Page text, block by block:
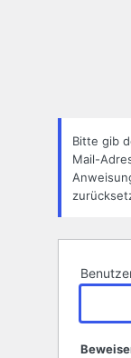
Bitte gib
Mail-